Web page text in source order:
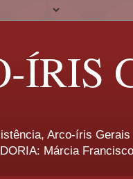
ÍRIS
Arco-íris
Márcia